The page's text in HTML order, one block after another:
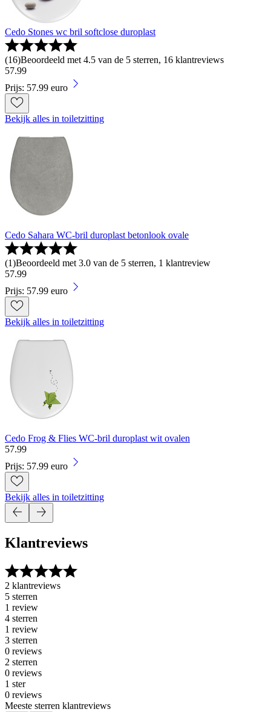
Cedo Stones wc bril softclose duroplast
(16)Beoordeeld met 4.5 van de 5 sterren, 16 klantreviews
57.99
Prijs: 57.99 euro
Bekijk alles in toiletzitting
Cedo Sahara WC-bril duroplast betonlook ovale
(1)Beoordeeld met 3.0 van de 5 sterren, 1 klantreview
57.99
Prijs: 57.99 euro
Bekijk alles in toiletzitting
Cedo Frog & Flies WC-bril duroplast wit ovalen
57.99
Prijs: 57.99 euro
Bekijk alles in toiletzitting
Klantreviews
2 klantreviews
5 sterren
1 review
4 sterren
1 review
3 sterren
0 reviews
2 sterren
0 reviews
1 ster
0 reviews
Meeste sterren klantreviews